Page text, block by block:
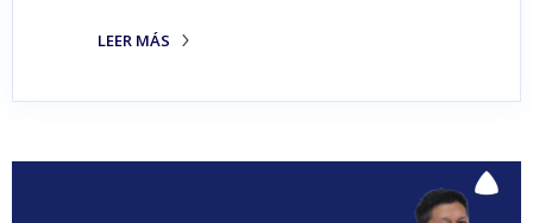
LEER MÁS